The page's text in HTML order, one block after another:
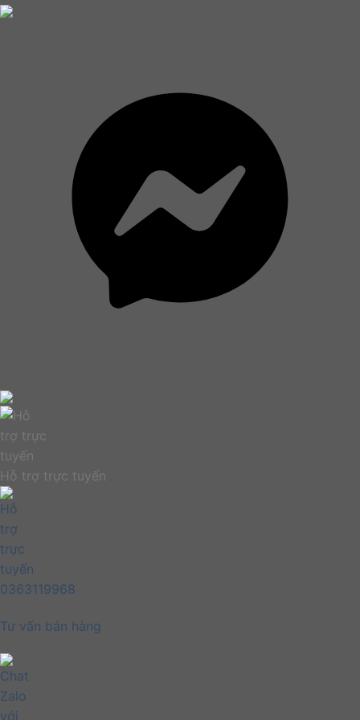
Hỗ trợ trực tuyến
0363119968
Tư vấn bán hàng